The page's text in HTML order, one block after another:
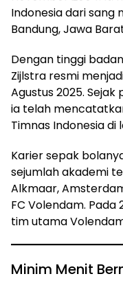
Indonesia dari sang
Bandung, Jawa
Dengan tinggi
Zijlstra resmi
Agustus 2025.
ia telah
Timnas Indonesia di
Karier sepak
sejumlah akademi
Alkmaar,
FC Volendam.
tim utama
Minim Menit